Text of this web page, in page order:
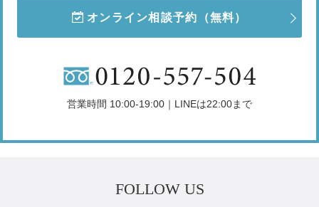
オンライン相談予約 （無料）
営業時間 10:00-19:00｜LINEは22:00まで
FOLLOW US